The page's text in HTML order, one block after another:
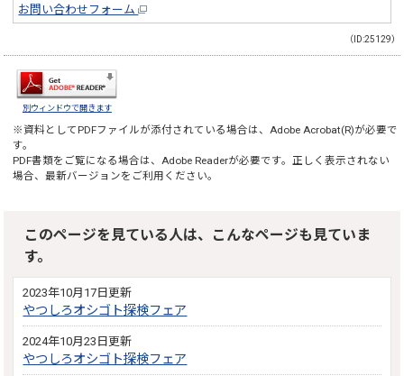
お問い合わせフォーム
（ID:25129）
別ウィンドウで開きます
※資料としてPDFファイルが添付されている場合は、 Adobe Acrobat(R)が必要で
す。
PDF書類をご覧になる場合は、 Adobe Readerが必要です。正しく表示されない
場合、最新バージョンをご利用ください。
このページを見ている人は、こんなページも見ていま
す。
2023年10月17日更新
やつしろオシゴト探検フェア
2024年10月23日更新
やつしろオシゴト探検フェア